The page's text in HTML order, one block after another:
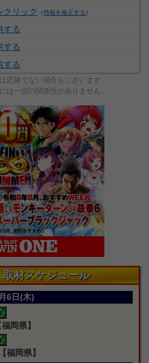
クリック （情報を修正する ）
する
する
する
正確でない場合もございます
は一切の関係性がありません
材スケジュール
6日(木)
福岡県】
【福岡県】